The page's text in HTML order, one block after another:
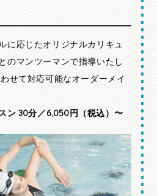
に応じたオリジナルカリキュ
のマンツーマンで指導いたし
せて対応可能なオーダーメイ
ン 30分／6,050円（税込）〜